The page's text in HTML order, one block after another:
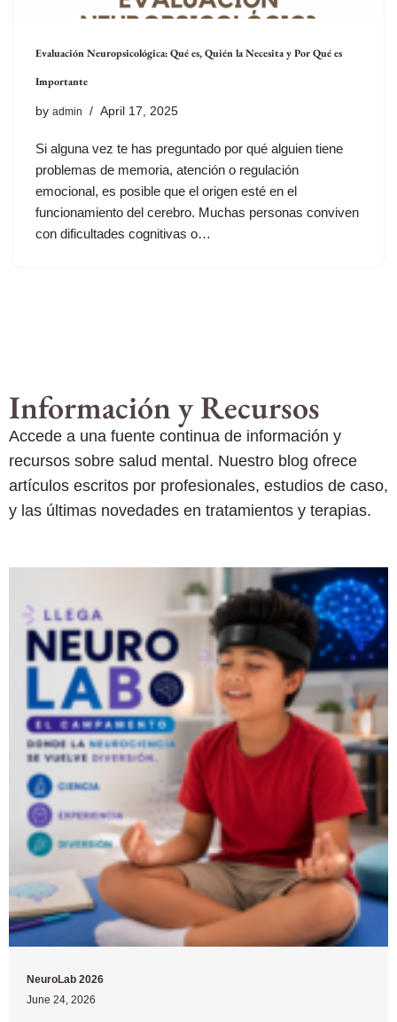
Evaluación Neuropsicológica: Qué es, Quién la Necesita y Por Qué es
Importante
by admin April 17, 2025
Si alguna vez te has preguntado por qué alguien tiene
problemas de memoria, atención o regulación
emocional, es posible que el origen esté en el
funcionamiento del cerebro. Muchas personas conviven
con dificultades cognitivas o…
Información y Recursos
Accede a una fuente continua de información y
recursos sobre salud mental. Nuestro blog ofrece
artículos escritos por profesionales, estudios de caso,
y las últimas novedades en tratamientos y terapias.
NeuroLab 2026
June 24, 2026